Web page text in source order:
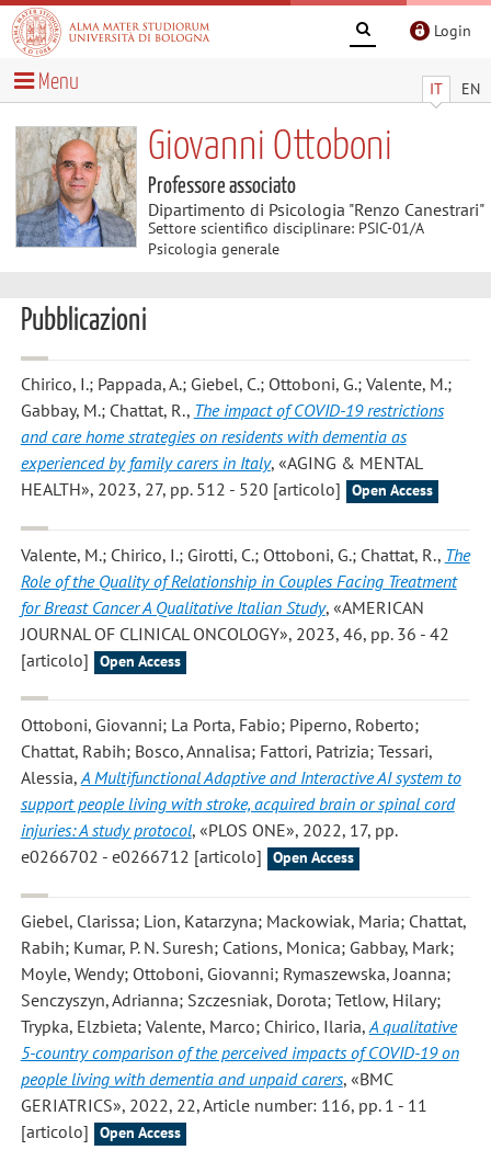
Login
IT EN
Menu
Giovanni Ottoboni
Professore associato
Dipartimento di Psicologia "Renzo Canestrari"
Settore scientifico disciplinare: PSIC-01/A
Psicologia generale
Pubblicazioni
Chirico, I.; Pappada, A.; Giebel, C.; Ottoboni, G.; Valente, M.;
Gabbay, M.; Chattat, R., The impact of COVID-19 restrictions
and care home strategies on residents with dementia as
experienced by family carers in Italy, «AGING & MENTAL
HEALTH», 2023, 27, pp. 512 - 520 [articolo]
Open Access
Valente, M.; Chirico, I.; Girotti, C.; Ottoboni, G.; Chattat, R., The
Role of the Quality of Relationship in Couples Facing Treatment
for Breast Cancer A Qualitative Italian Study, «AMERICAN
JOURNAL OF CLINICAL ONCOLOGY», 2023, 46, pp. 36 - 42
[articolo]
Open Access
Ottoboni, Giovanni; La Porta, Fabio; Piperno, Roberto;
Chattat, Rabih; Bosco, Annalisa; Fattori, Patrizia; Tessari,
Alessia,A Multifunctional Adaptive and Interactive AI system to
support people living with stroke, acquired brain or spinal cord
injuries: A study protocol, «PLOS ONE», 2022, 17, pp.
e0266702 - e0266712 [articolo]
Open Access
Giebel, Clarissa; Lion, Katarzyna; Mackowiak, Maria; Chattat,
Rabih; Kumar, P. N. Suresh; Cations, Monica; Gabbay, Mark;
Moyle, Wendy; Ottoboni, Giovanni; Rymaszewska, Joanna;
Senczyszyn, Adrianna; Szczesniak, Dorota; Tetlow, Hilary;
Trypka, Elzbieta; Valente, Marco; Chirico, Ilaria,A qualitative
5-country comparison of the perceived impacts of COVID-19 on
people living with dementia and unpaid carers, «BMC
GERIATRICS», 2022, 22, Article number: 116, pp. 1 - 11
[articolo]
Open Access